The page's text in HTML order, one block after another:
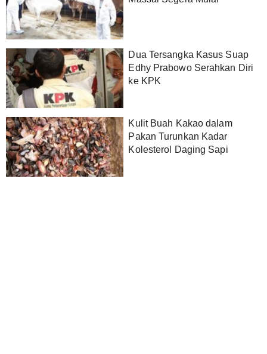
Dua Tersangka Kasus Suap
Edhy Prabowo Serahkan Diri
ke KPK
Kulit Buah Kakao dalam
Pakan Turunkan Kadar
Kolesterol Daging Sapi